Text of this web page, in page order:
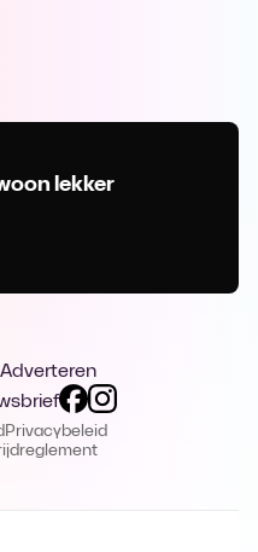
lekker
Adverteren
Privacybeleid